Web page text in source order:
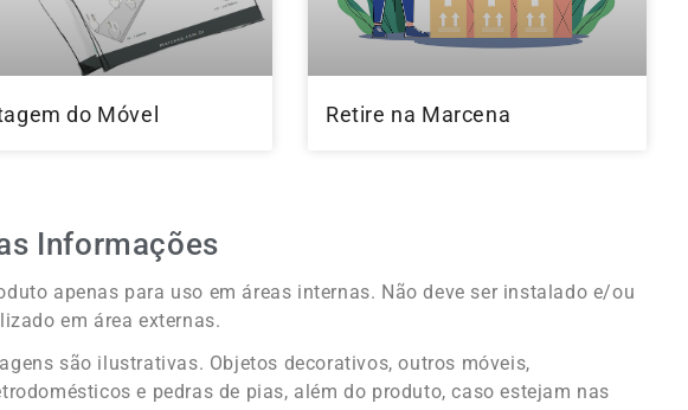
do Móvel Retire na Marcena
Informações
apenas para uso em áreas internas. Não deve ser instalado e/ou
em área externas.
são ilustrativas. Objetos decorativos, outros móveis,
e pedras de pias, além do produto, caso estejam nas